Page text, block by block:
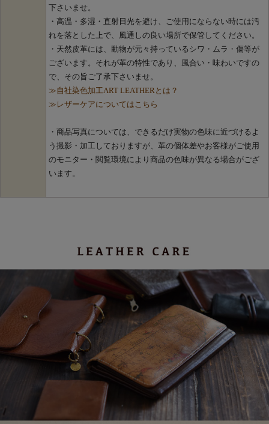
下さいませ。
・高温・多湿・直射日光を避け、ご使用にならない時には汚
れを落とした上で、風通しの良い場所で保管してください。
・天然皮革には、動物が元々持っているシワ・ムラ・傷等が
ございます。それが革の特性であり、風合い・味わいですの
で、その旨ご了承下さいませ。
≫自社染色加工ART LEATHERとは？
≫レザーケアについてはこちら
・商品写真については、できるだけ実物の色味に近づけるよ
う撮影・加工しておりますが、革の個体差やお客様がご使用
のモニター・閲覧環境により商品の色味が異なる場合がござ
います。